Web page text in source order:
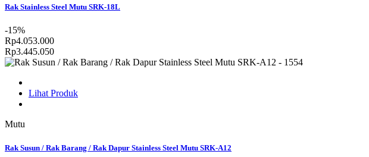
Rak Stainless Steel Mutu SRK-18L
-15%
Rp4.053.000
Rp3.445.050
Lihat Produk
Mutu
Rak Susun / Rak Barang / Rak Dapur Stainless Steel Mutu SRK-A12